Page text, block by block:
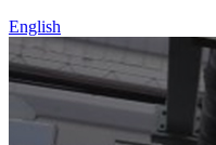
English